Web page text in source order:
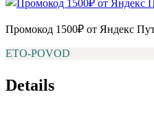
Промокод 1500₽ от Яндекс
ETO-POVOD
Details